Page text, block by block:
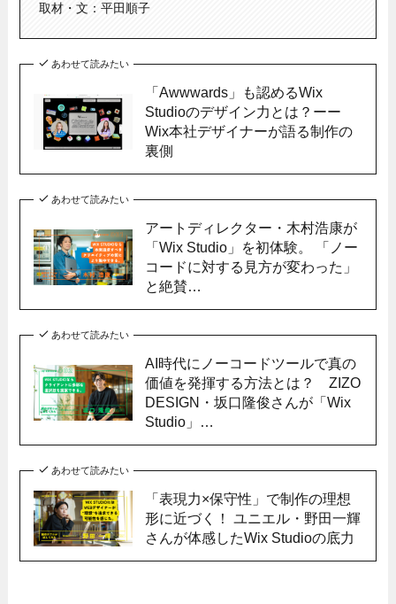
取材・文：平田順子
あわせて読みたい
「Awwwards」も認めるWix
Studioのデザイン力とは？ーー
Wix本社デザイナーが語る制作の
裏側
あわせて読みたい
アートディレクター・木村浩康が
「Wix Studio」を初体験。 「ノー
コードに対する見方が変わった」
と絶賛…
あわせて読みたい
AI時代にノーコードツールで真の
価値を発揮する方法とは？ ZIZO
DESIGN・坂口隆俊さんが「Wix
Studio」…
あわせて読みたい
「表現力×保守性」で制作の理想
形に近づく！ ユニエル・野田一輝
さんが体感したWix Studioの底力